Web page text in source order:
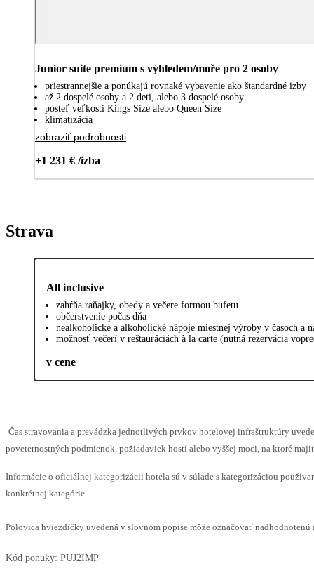
Junior suite premium s výhledem/moře pro 2 osoby
priestrannejšie a ponúkajú rovnaké vybavenie ako štandardné izby
až 2 dospelé osoby a 2 deti, alebo 3 dospelé osoby
posteľ veľkosti Kings Size alebo Queen Size
klimatizácia
zobraziť podrobnosti
+1 231 € /izba
Strava
All inclusive
zahŕňa raňajky, obedy a večere formou bufetu
občerstvenie počas dňa
nealkoholické a alkoholické nápoje miestnej výroby v časoch a
možnosť večerí v reštauráciách à la carte (nutná rezervácia
v cene
Čas stravovania a prevádzka jednotlivých prvkov hotelovej infraštruktúry
poveternostných podmienok, požiadaviek hostí alebo vyššej moci, na ktoré
Informácie o oficiálnej kategorizácii hotela sú v súlade s kategorizáciou
konkrétnej kategórie.
Polovica hviezdičky uvedená v slovnom popise môže označovať
Kód ponuky: PUJ2IMP